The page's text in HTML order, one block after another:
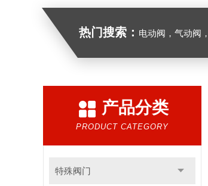
热门搜索： 电动阀，气动阀，
产品分类
PRODUCT CATEGORY
特殊阀门